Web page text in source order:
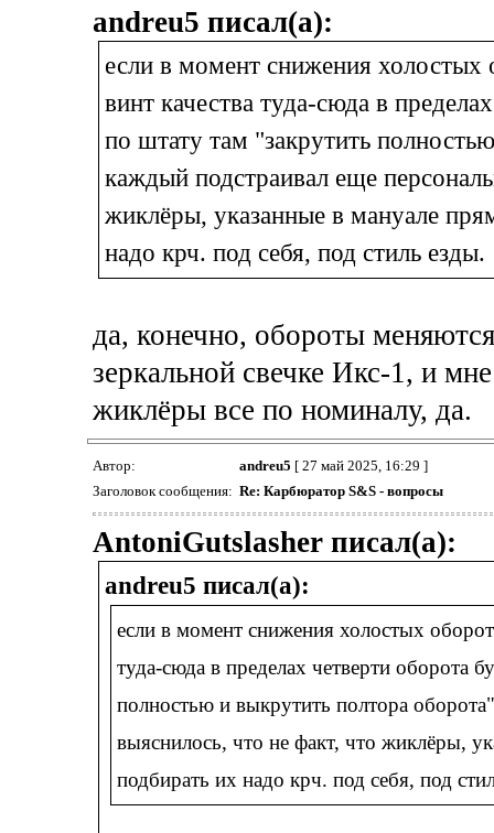
andreu5 писал(а):
если в момент снижения холостых
винт качества туда-сюда в
по штату там "закрутить
каждый подстраивал еще
жиклёры, указанные в мануале
надо крч. под себя, под стиль езды.
да, конечно, обороты
зеркальной свечке Икс-1, и
жиклёры все по номиналу, да.
Автор: andreu5 [ 27 май 2025, 16:29 ]
Заголовок сообщения: Re: Карбюратор S&S - вопросы
AntoniGutslasher писал(а):
andreu5 писал(а):
если в момент снижения холостых
туда-сюда в пределах четверти оборота
полностью и выкрутить полтора
выяснилось, что не факт, что жиклёры,
подбирать их надо крч. под себя, под